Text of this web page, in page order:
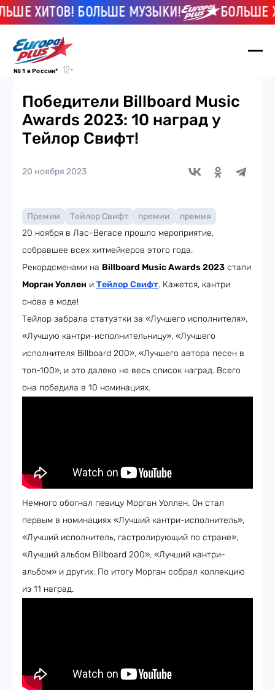
ХИТОВ! БОЛЬШЕ МУЗЫКИ! БОЛЬШЕ
№ 1 в России*
Победители Billboard Music
Awards 2023: 10 наград у
Тейлор Свифт!
20 ноября 2023
Премии Тейлор Свифт премии
премия
20 ноября в Лас-Вегасе прошло мероприятие,
собравшее всех хитмейкеров этого года.
Рекордсменами на Billboard Music Awards 2023 стали
Морган Уоллен и Тейлор Свифт. Кажется, кантри
снова в моде!
Тейлор забрала статуэтки за «Лучшего исполнителя»,
«Лучшую кантри-исполнительницу», «Лучшего
исполнителя Billboard 200», «Лучшего автора песен в
топ-100», и это далеко не весь список наград. Всего
она победила в 10 номинациях.
Немного обогнал певицу Морган Уоллен. Он стал
первым в номинациях «Лучший кантри-исполнитель»,
«Лучший исполнитель, гастролирующий по стране»,
«Лучший альбом Billboard 200», «Лучший кантри-
альбом» и других. По итогу Морган собрал коллекцию
из 11 наград.